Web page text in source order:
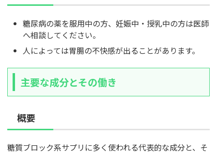
糖尿病の薬を服用中の方、妊娠中・授乳中の方は医師
へ相談してください。
人によっては胃腸の不快感が出ることがあります。
主要な成分とその働き
概要
糖質ブロック系サプリに多く使われる代表的な成分と、そ